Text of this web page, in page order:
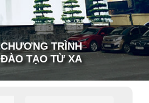
CHƯƠNG TRÌNH
ĐÀO TẠO TỪ XA